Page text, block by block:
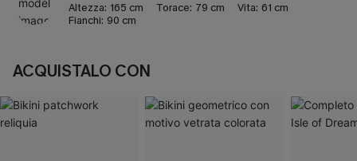
Altezza: 165 cm Torace: 79 cm Vita: 61 cm
Fianchi: 90 cm
ACQUISTALO CON